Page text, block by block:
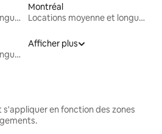
Locations moyenne et longue durée
Montréal
Locations moyenne et longue durée
Locations moyenne et longue durée
Afficher plus
s'appliquer en fonction des zones